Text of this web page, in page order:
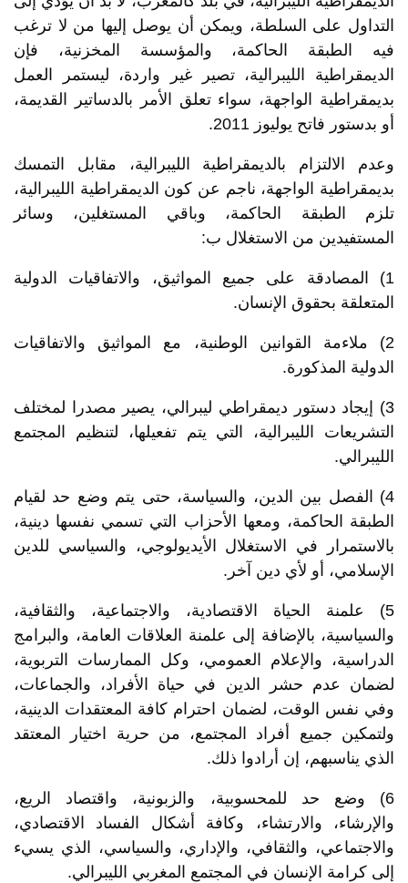
التداول على السلطة، ويمكن أن يوصل إليها من لا ترغب
فيه الطبقة الحاكمة، والمؤسسة المخزنية، فإن
الديمقراطية الليبرالية، تصير غير واردة، ليستمر العمل
بديمقراطية الواجهة، سواء تعلق الأمر بالدساتير القديمة،
أو بدستور فاتح يوليوز 2011.
وعدم الالتزام بالديمقراطية الليبرالية، مقابل التمسك
بديمقراطية الواجهة، ناجم عن كون الديمقراطية الليبرالية،
تلزم الطبقة الحاكمة، وباقي المستغلين، وسائر
المستفيدين من الاستغلال ب:
1) المصادقة على جميع المواثيق، والاتفاقيات الدولية
المتعلقة بحقوق الإنسان.
2) ملاءمة القوانين الوطنية، مع المواثيق والاتفاقيات
الدولية المذكورة.
3) إيجاد دستور ديمقراطي ليبرالي، يصير مصدرا لمختلف
التشريعات الليبرالية، التي يتم تفعيلها، لتنظيم المجتمع
الليبرالي.
4) الفصل بين الدين، والسياسة، حتى يتم وضع حد لقيام
الطبقة الحاكمة، ومعها الأحزاب التي تسمي نفسها دينية،
بالاستمرار في الاستغلال الأيديولوجي، والسياسي للدين
الإسلامي، أو لأي دين آخر.
5) علمنة الحياة الاقتصادية، والاجتماعية، والثقافية،
والسياسية، بالإضافة إلى علمنة العلاقات العامة، والبرامج
الدراسية، والإعلام العمومي، وكل الممارسات التربوية،
لضمان عدم حشر الدين في حياة الأفراد، والجماعات،
وفي نفس الوقت، لضمان احترام كافة المعتقدات الدينية،
ولتمكين جميع أفراد المجتمع، من حرية اختيار المعتقد
الذي يناسبهم، إن أرادوا ذلك.
6) وضع حد للمحسوبية، والزبونية، واقتصاد الريع،
والإرشاء، والارتشاء، وكافة أشكال الفساد الاقتصادي،
والاجتماعي، والثقافي، والإداري، والسياسي، الذي يسيء
إلى كرامة الإنسان في المجتمع المغربي الليبرالي.